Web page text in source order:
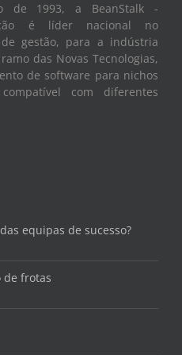
de 1993, a BeanStalk -
é líder nacional no
gestão, para a indústria
das Novas Tecnologias,
de software para nichos
com diferentes
equipas de sucesso?
de frotas